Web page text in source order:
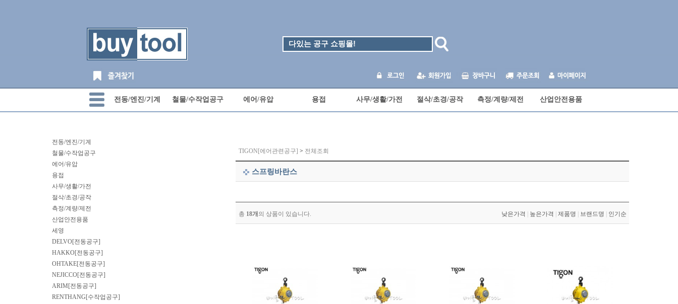
전동/엔진/기계 철물/수작업공구 에어/유압 용접 사무/생활/가전 절삭/초경/공작 측정/계량/제전 산업안전용품
전동/엔진/기계
철물/수작업공구
에어/유압
용접
사무/생활/가전
절삭/초경/공작
측정/계량/제전
산업안전용품
세영
DELVO[전동공구]
HAKKO[전동공구]
OHTAKE[전동공구]
NEJICCO[전동공구]
ARIM[전동공구]
RENTHANG[수작업공구]
TIGON[에어관련공구] > 전체조회
스프링바란스
총 18개 의 상품이 있습니다. 낮은가격 높은가격 제품명 브랜드명 인기순